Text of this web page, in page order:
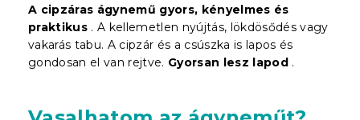
A cipzáras ágynemű gyors, kényelmes és
praktikus . A kellemetlen nyújtás, lökdösődés vagy
vakarás tabu. A cipzár és a csúszka is lapos és
gondosan el van rejtve. Gyorsan lesz lapod .